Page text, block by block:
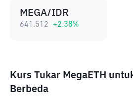
MEGA/IDR
641.512 +2.38%
Kurs Tukar MegaETH
Berbeda